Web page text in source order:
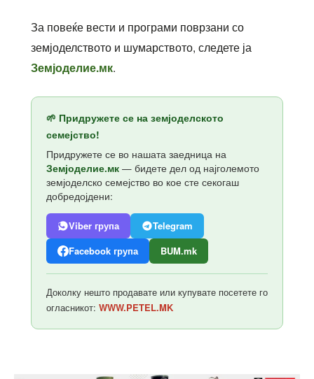
За повеќе вести и програми поврзани со
земјоделството и шумарството, следете ја
Земјоделие.мк.
🌱 Придружете се на земјоделското
семејство!
Придружете се во нашата заедница на
Земјоделие.мк— бидете дел од најголемото
земјоделско семејство во кое сте секогаш
добредојдени:
Viber група
Telegram
Facebook група
BUM.mk
Доколку нешто продавате или купувате посетете го
огласникот: WWW.PETEL.MK